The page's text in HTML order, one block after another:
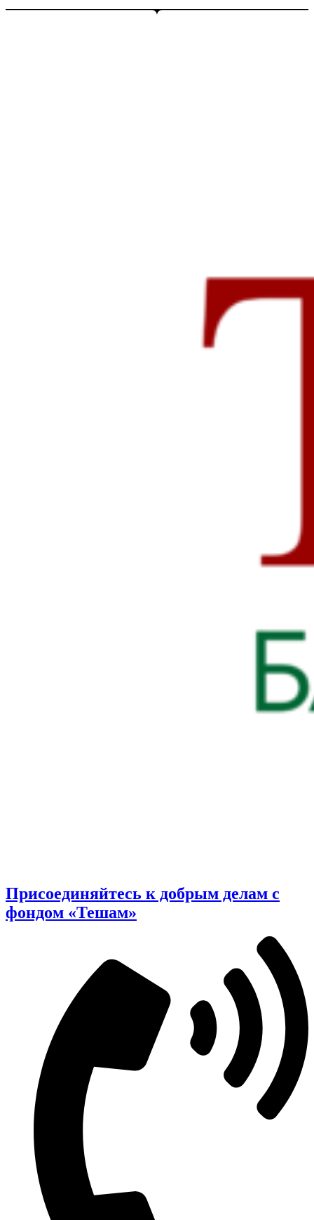
Присоединяйтесь к добрым делам с
фондом «Тешам»